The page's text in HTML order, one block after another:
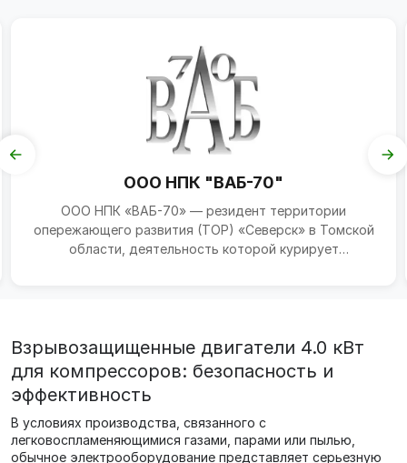
ООО НПК "ВАБ-70"
ООО НПК «ВАБ-70» — резидент территории
опережающего развития (ТОР) «Северск» в Томской
области, деятельность которой курирует
Взрывозащищенные двигатели 4.0 кВт
для компрессоров: безопасность и
эффективность
В условиях производства, связанного с
легковоспламеняющимися газами, парами или пылью,
обычное электрооборудование представляет серьезную